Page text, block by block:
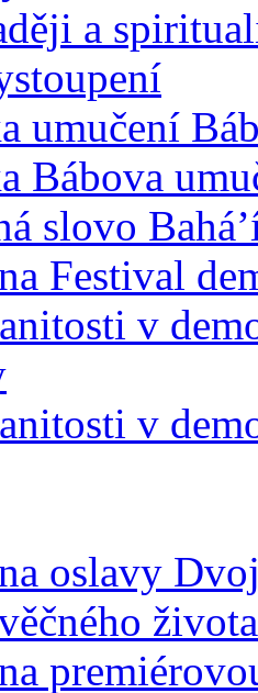
a
umučení
Bábova
slovo
Festival
v
v
oslavy
života